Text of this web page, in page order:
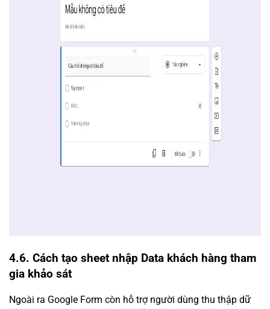
4.6. Cách tạo sheet nhập Data khách hàng tham
gia khảo sát
Ngoài ra Google Form còn hỗ trợ người dùng thu thập dữ